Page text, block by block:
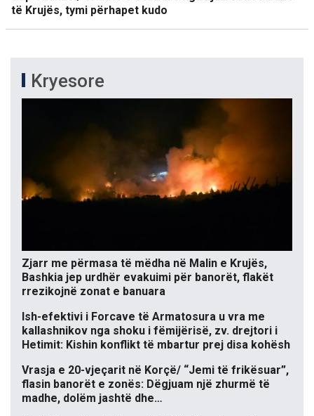
të Krujës, tymi përhapet kudo
Kryesore
Zjarr me përmasa të mëdha në Malin e Krujës,
Bashkia jep urdhër evakuimi për banorët, flakët
rrezikojnë zonat e banuara
Ish-efektivi i Forcave të Armatosura u vra me
kallashnikov nga shoku i fëmijërisë, zv. drejtori i
Hetimit: Kishin konflikt të mbartur prej disa kohësh
Vrasja e 20-vjeçarit në Korçë/ “Jemi të frikësuar”,
flasin banorët e zonës: Dëgjuam një zhurmë të
madhe, dolëm jashtë dhe…